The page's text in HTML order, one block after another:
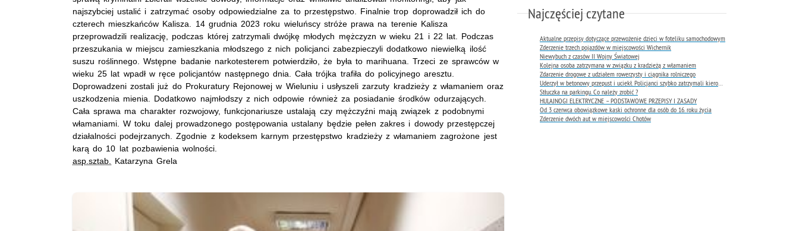
najszybciej ustalić i zatrzymać osoby odpowiedzialne za to przestępstwo. Finalnie trop doprowadził ich do
czterech mieszkańców Kalisza. 14 grudnia 2023 roku wieluńscy stróże prawa na terenie Kalisza
przeprowadzili realizację, podczas której zatrzymali dwójkę młodych mężczyzn w wieku 21 i 22 lat. Podczas
przeszukania w miejscu zamieszkania młodszego z nich policjanci zabezpieczyli dodatkowo niewielką ilość
suszu roślinnego. Wstępne badanie narkotesterem potwierdziło, że była to marihuana. Trzeci ze sprawców w
wieku 25 lat wpadł w ręce policjantów następnego dnia. Cała trójka trafiła do policyjnego aresztu.
Doprowadzeni zostali już do Prokuratury Rejonowej w Wieluniu i usłyszeli zarzuty kradzieży z włamaniem oraz
uszkodzenia mienia. Dodatkowo najmłodszy z nich odpowie również za posiadanie środków odurzających.
Cała sprawa ma charakter rozwojowy, funkcjonariusze ustalają czy mężczyźni mają związek z podobnymi
włamaniami. W toku dalej prowadzonego postępowania ustalany będzie pełen zakres i dowody przestępczej
działalności podejrzanych. Zgodnie z kodeksem karnym przestępstwo kradzieży z włamaniem zagrożone jest
karą do 10 lat pozbawienia wolności.
asp.sztab.
Katarzyna Grela
Najczęściej czytane
Aktualne przepisy dotyczące przewożenie dzieci w foteliku samochodowym
Zderzenie trzech pojazdów w miejscowości Wichernik
Niewybuch z czasów II Wojny Światowej
Kolejna osoba zatrzymana w związku z kradzieżą z włamaniem
Zdarzenie drogowe z udziałem rowerzysty i ciągnika rolniczego
Uderzył w betonowy przepust i uciekł. Policjanci szybko zatrzymali kierowcę.
Stłuczka na parkingu. Co należy zrobić ?
HULAJNOGI ELEKTRYCZNE – PODSTAWOWE PRZEPISY I ZASADY
Od 3 czerwca obowiązkowe kaski ochronne dla osób do 16. roku życia
Zderzenie dwóch aut w miejscowości Chotów